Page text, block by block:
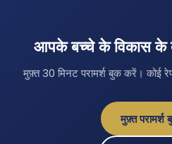
आपके बच्चे के विकास के
मुफ़्त 30 मिनट परामर्श बुक करें। कोई
मुफ़्त